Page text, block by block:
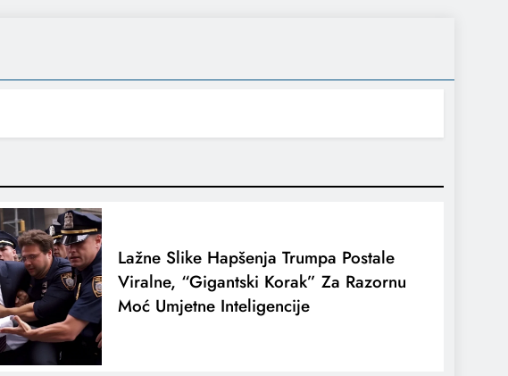
Lažne Slike Hapšenja Trumpa Postale
Viralne, “gigantski Korak” Za Razornu
Moć Umjetne Inteligencije